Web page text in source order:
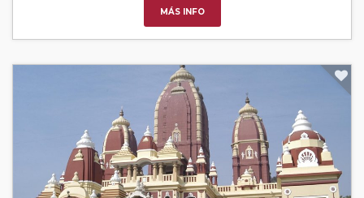
MÁS INFO